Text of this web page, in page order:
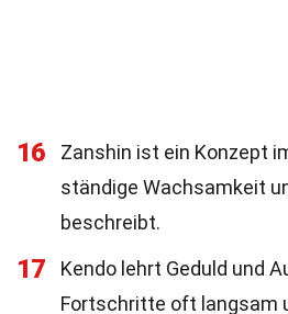
16
Zanshin ist ein Konzept
ständige Wachsamkeit
beschreibt.
17
Kendo lehrt Geduld und
Fortschritte oft langsam